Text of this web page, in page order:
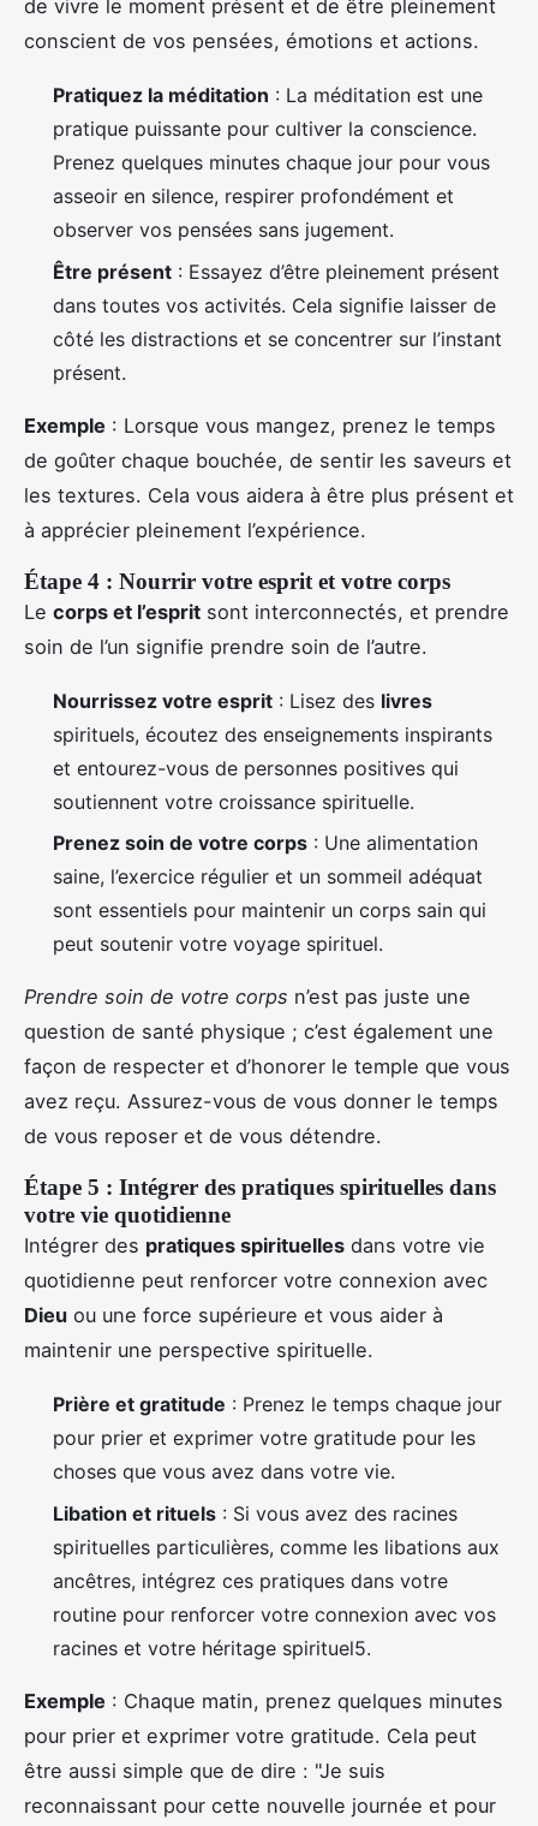
de vivre le moment présent et de être pleinement
conscient de vos pensées, émotions et actions.
Pratiquez la méditation : La méditation est une
pratique puissante pour cultiver la conscience.
Prenez quelques minutes chaque jour pour vous
asseoir en silence, respirer profondément et
observer vos pensées sans jugement.
Être présent : Essayez d’être pleinement présent
dans toutes vos activités. Cela signifie laisser de
côté les distractions et se concentrer sur l’instant
présent.
Exemple : Lorsque vous mangez, prenez le temps
de goûter chaque bouchée, de sentir les saveurs et
les textures. Cela vous aidera à être plus présent et
à apprécier pleinement l’expérience.
Étape 4 : Nourrir votre esprit et votre corps
Le corps et l’esprit sont interconnectés, et prendre
soin de l’un signifie prendre soin de l’autre.
Nourrissez votre esprit : Lisez des livres
spirituels, écoutez des enseignements inspirants
et entourez-vous de personnes positives qui
soutiennent votre croissance spirituelle.
Prenez soin de votre corps : Une alimentation
saine, l’exercice régulier et un sommeil adéquat
sont essentiels pour maintenir un corps sain qui
peut soutenir votre voyage spirituel.
Prendre soin de votre corps n’est pas juste une
question de santé physique ; c’est également une
façon de respecter et d’honorer le temple que vous
avez reçu. Assurez-vous de vous donner le temps
de vous reposer et de vous détendre.
Étape 5 : Intégrer des pratiques spirituelles dans
votre vie quotidienne
Intégrer des pratiques spirituelles dans votre vie
quotidienne peut renforcer votre connexion avec
Dieu ou une force supérieure et vous aider à
maintenir une perspective spirituelle.
Prière et gratitude : Prenez le temps chaque jour
pour prier et exprimer votre gratitude pour les
choses que vous avez dans votre vie.
Libation et rituels : Si vous avez des racines
spirituelles particulières, comme les libations aux
ancêtres, intégrez ces pratiques dans votre
routine pour renforcer votre connexion avec vos
racines et votre héritage spirituel5.
Exemple : Chaque matin, prenez quelques minutes
pour prier et exprimer votre gratitude. Cela peut
être aussi simple que de dire : "Je suis
reconnaissant pour cette nouvelle journée et pour